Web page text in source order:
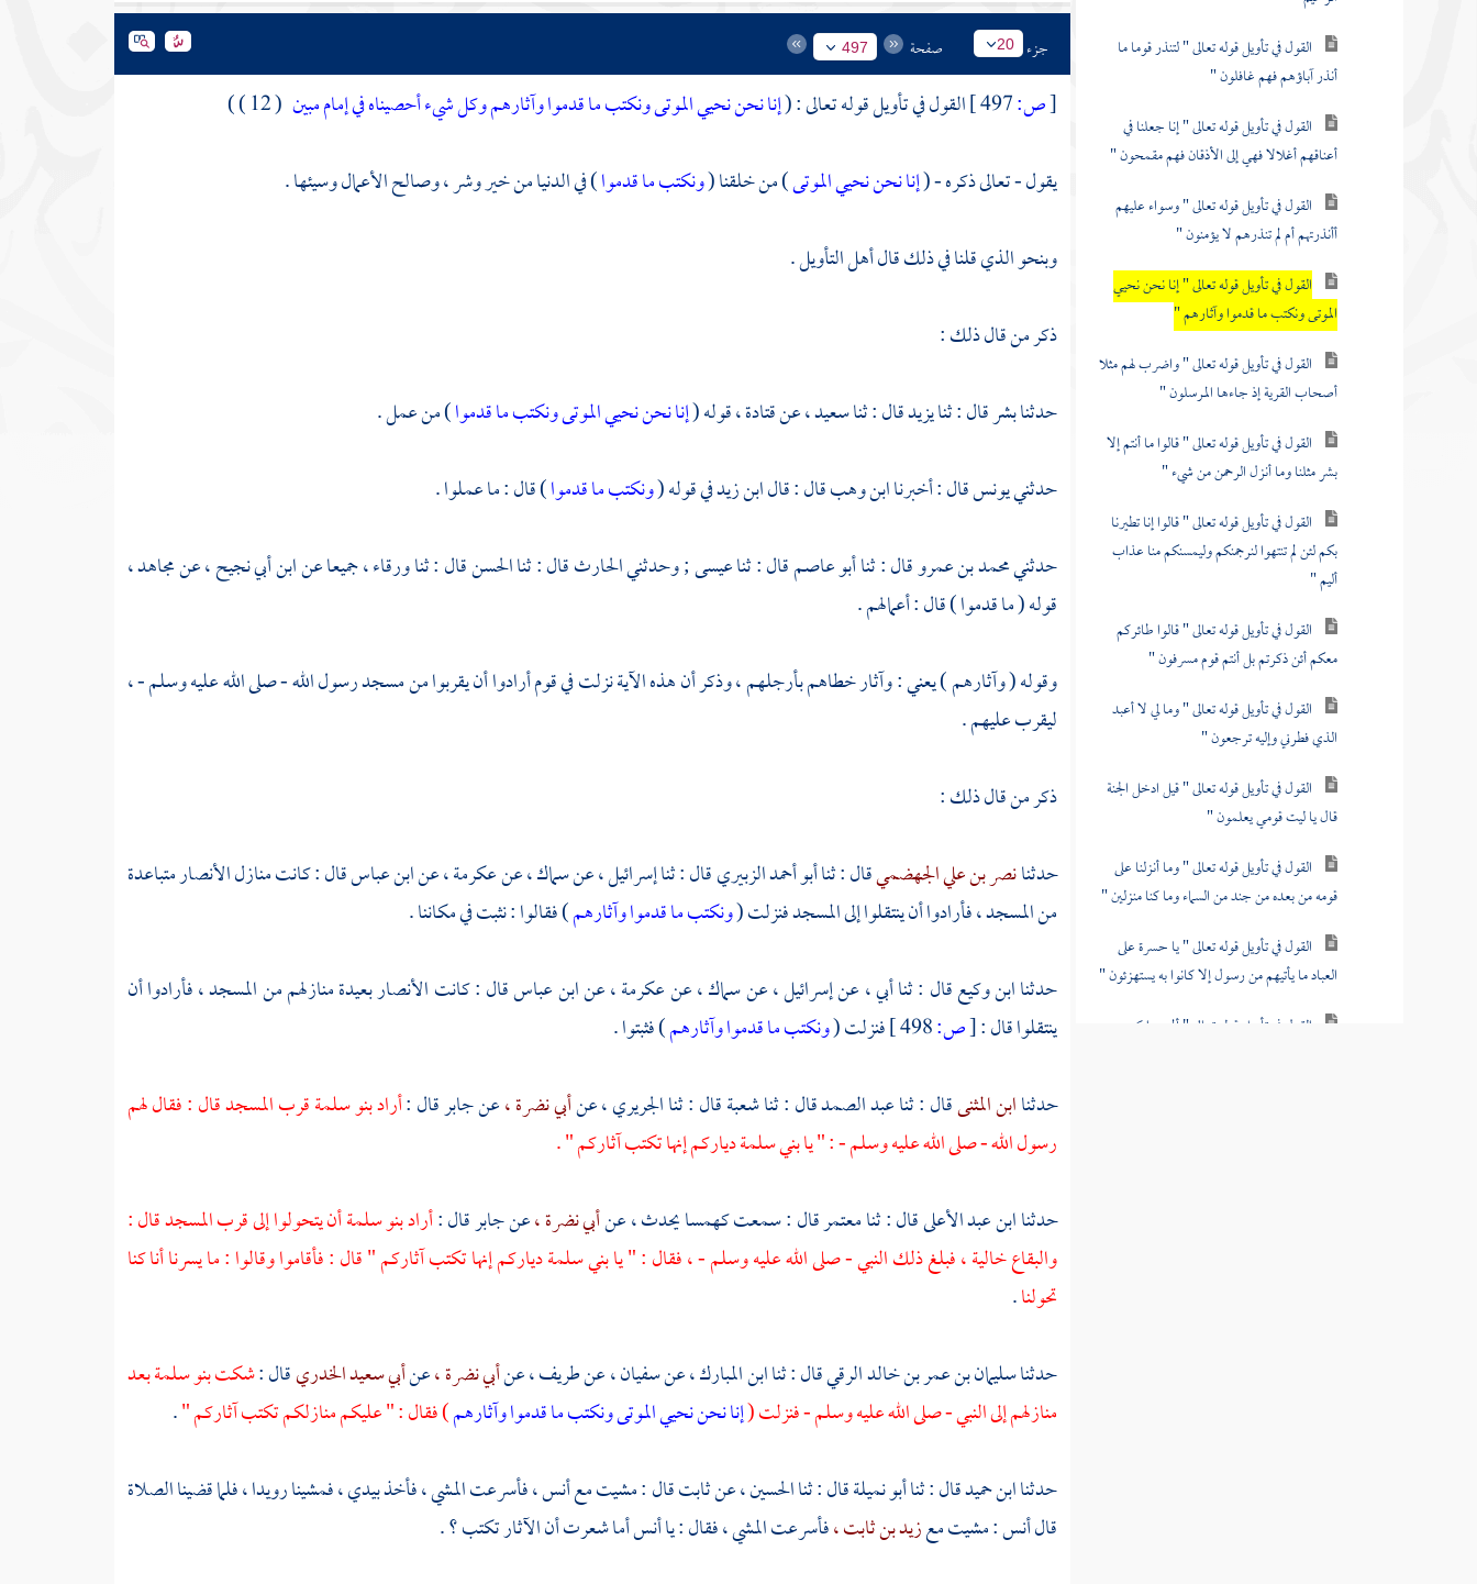
القول في تأويل قوله تعالى " لتنذر قوما ما
أنذر آباؤهم فهم غافلون "
القول في تأويل قوله تعالى " إنا جعلنا في
أعناقهم أغلالا فهي إلى الأذقان فهم مقمحون "
القول في تأويل قوله تعالى " وسواء عليهم
أأنذرتهم أم لم تنذرهم لا يؤمنون "
القول في تأويل قوله تعالى " إنا نحن نحيي
الموتى ونكتب ما قدموا وآثارهم "
القول في تأويل قوله تعالى " واضرب لهم مثلا
أصحاب القرية إذ جاءها المرسلون "
القول في تأويل قوله تعالى " قالوا ما أنتم إلا
بشر مثلنا وما أنزل الرحمن من شيء "
القول في تأويل قوله تعالى " قالوا إنا تطيرنا
بكم لئن لم تنتهوا لنرجمنكم وليمسنكم منا عذاب
أليم "
القول في تأويل قوله تعالى " قالوا طائركم
معكم أئن ذكرتم بل أنتم قوم مسرفون "
القول في تأويل قوله تعالى " وما لي لا أعبد
الذي فطرني وإليه ترجعون "
القول في تأويل قوله تعالى " قيل ادخل الجنة
قال يا ليت قومي يعلمون "
القول في تأويل قوله تعالى " وما أنزلنا على
قومه من بعده من جند من السماء وما كنا منزلين "
القول في تأويل قوله تعالى " يا حسرة على
العباد ما يأتيهم من رسول إلا كانوا به يستهزئون "
القول في تأويل قوله تعالى " ألم يروا كم
جزء 20 صفحة 497
[ص: القول في تأويل قوله تعالى : (إنا نحن نحيي الموتى ونكتب ما قدموا وآثارهم وكل شيء أحصيناه في إمام مبين ( 12 ) )
يقول - تعالى ذكره - (إنا نحن نحيي الموتى) من خلقنا (ونكتب ما قدموا) في الدنيا من خير وشر ، وصالح الأعمال وسيئها .
وبنحو الذي قلنا في ذلك قال أهل التأويل .
ذكر من قال ذلك :
حدثنابشرقال : ثنايزيدقال : ثناسعيد ،عنقتادة ،قوله (إنا نحن نحيي الموتى ونكتب ما قدموا) من عمل .
حدثنييونسقال : أخبرناابن وهبقال : قالابن زيدفي قوله (ونكتب ما قدموا) قال : ما عملوا .
حدثنيمحمد بن عمروقال : ثناأبو عاصمقال : ثناعيسى ;وحدثنيالحارثقال : ثناالحسنقال : ثناورقاء ،جميعا عنابن أبي نجيح ،عنمجاهد ،
قوله ( ما قدموا ) قال : أعمالهم .
وقوله ( وآثارهم ) يعني : وآثار خطاهم بأرجلهم ، وذكر أن هذه الآية نزلت في قوم أرادوا أن يقربوا منمسجد رسول الله- صلى الله عليه وسلم - ،
ليقرب عليهم .
ذكر من قال ذلك :
حدثنانصر بن علي الجهضميقال : ثناأبو أحمد الزبيريقال : ثناإسرائيل ،عنسماك ،عنعكرمة ،عنابن عباسقال : كانت منازل الأنصار متباعدة
من المسجد ، فأرادوا أن ينتقلوا إلى المسجد فنزلت (ونكتب ما قدموا وآثارهم) فقالوا : نثبت في مكاننا .
حدثناابن وكيعقال : ثنا أبي ، عنإسرائيل ،عنسماك ،عنعكرمة ،عنابن عباسقال : كانت الأنصار بعيدة منازلهم من المسجد ، فأرادوا أن
ينتقلوا قال :[ص: فنزلت (ونكتب ما قدموا وآثارهم) فثبتوا .
حدثناابن المثنىقال : ثناعبد الصمدقال : ثناشعبةقال : ثناالجريري ،عنأبي نضرة ،عنجابرقال :أراد بنو سلمة قرب المسجد قال : فقال لهم
رسول الله - صلى الله عليه وسلم - : " يابني سلمةدياركم إنها تكتب آثاركم " .
حدثناابن عبد الأعلىقال : ثنامعتمرقال : سمعتكهمسايحدث ، عنأبي نضرة ،عنجابرقال :أرادبنو سلمةأن يتحولوا إلى قرب المسجد قال :
والبقاع خالية ، فبلغ ذلك النبي - صلى الله عليه وسلم - ، فقال : " يابني سلمةدياركم إنها تكتب آثاركم " قال : فأقاموا وقالوا : ما يسرنا أنا كنا
تحولنا.
حدثناسليمان بن عمر بن خالد الرقيقال : ثناابن المبارك ،عنسفيان ،عنطريف ،عنأبي نضرة ،عنأبي سعيد الخدريقال :شكتبنو سلمةبعد
منازلهم إلى النبي - صلى الله عليه وسلم - فنزلت (إنا نحن نحيي الموتى ونكتب ما قدموا وآثارهم) فقال : " عليكم منازلكم تكتب آثاركم ".
حدثناابن حميدقال : ثناأبو نميلةقال : ثناالحسين ،عنثابتقال : مشيت معأنس ،فأسرعت المشي ، فأخذ بيدي ، فمشينا رويدا ، فلما قضينا الصلاة
قالأنس: مشيت معزيد بن ثابت ،فأسرعت المشي ، فقال : ياأنسأما شعرت أن الآثار تكتب ؟ .